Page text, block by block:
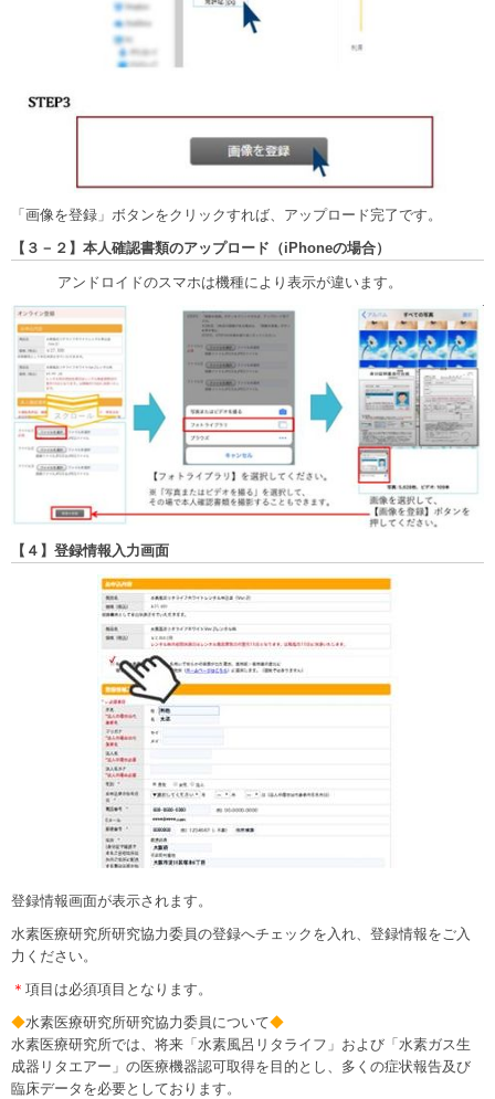
「画像を登録」ボタンをクリックすれば、アップロード完了です。
【３－２】本人確認書類のアップロード（iPhoneの場合）
アンドロイドのスマホは機種により表示が違います。
【４】登録情報入力画面
登録情報画面が表示されます。
水素医療研究所研究協力委員の登録へチェックを入れ、登録情報をご入
力ください。
＊ 項目は必須項目となります。
◆水素医療研究所研究協力委員について◆
水素医療研究所では、将来「水素風呂リタライフ」および「水素ガス生
成器リタエアー」の医療機器認可取得を目的とし、多くの症状報告及び
臨床データを必要としております。